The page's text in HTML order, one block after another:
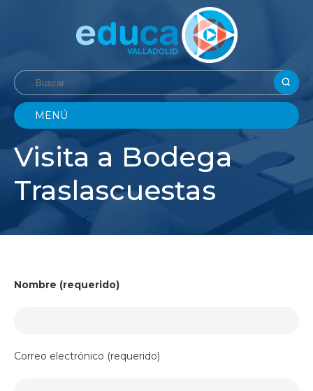
MENÚ
Visita a Bodega
Traslascuestas
Nombre (requerido)
Correo electrónico (requerido)